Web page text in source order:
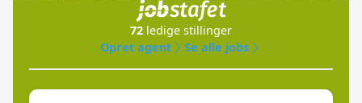
72 ledige stillinger
Opret agent
Se alle jobs